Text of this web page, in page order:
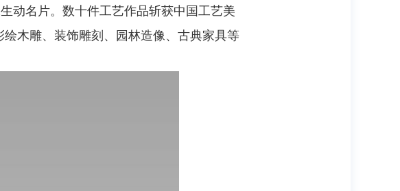
动名片。数十件工艺作品斩获中国工艺美
绘木雕、装饰雕刻、园林造像、古典家具等